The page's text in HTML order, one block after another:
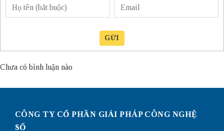
GỬI
Chưa có bình luận nào
CÔNG TY CỔ PHẦN GIẢI PHÁP CÔNG NGHỆ
SỐ